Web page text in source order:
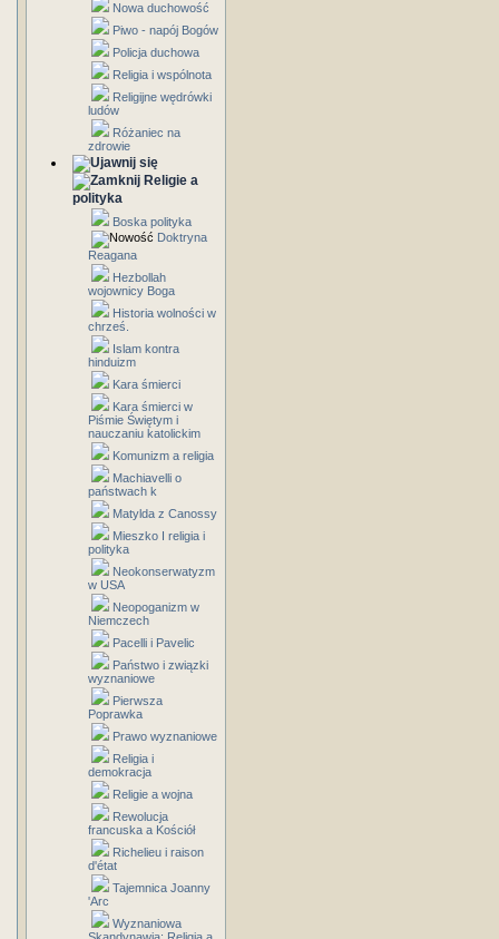
Nowa duchowość
Piwo - napój Bogów
Policja duchowa
Religia i wspólnota
Religijne wędrówki
ludów
Różaniec na
zdrowie
Religie a
polityka
Boska polityka
Doktryna
Reagana
Hezbollah
wojownicy Boga
Historia wolności w
chrześ.
Islam kontra
hinduizm
Kara śmierci
Kara śmierci w
Piśmie Świętym i
nauczaniu katolickim
Komunizm a religia
Machiavelli o
państwach k
Matylda z Canossy
Mieszko I religia i
polityka
Neokonserwatyzm
w USA
Neopoganizm w
Niemczech
Pacelli i Pavelic
Państwo i związki
wyznaniowe
Pierwsza
Poprawka
Prawo wyznaniowe
Religia i
demokracja
Religie a wojna
Rewolucja
francuska a Kościół
Richelieu i raison
d'état
Tajemnica Joanny
'Arc
Wyznaniowa